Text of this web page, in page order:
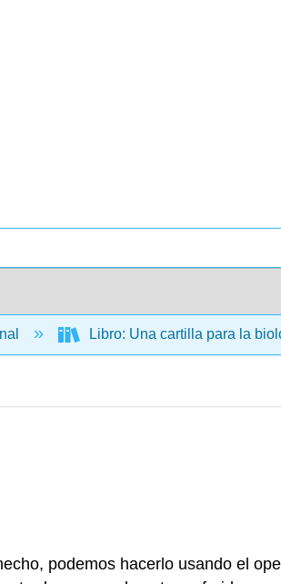
Libro: Una cartilla para la
podemos hacerlo usando el